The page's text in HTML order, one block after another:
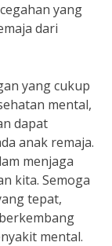
yang
dari
yang cukup
mental,
dapat
anak remaja.
menjaga
kita. Semoga
tepat,
mental.